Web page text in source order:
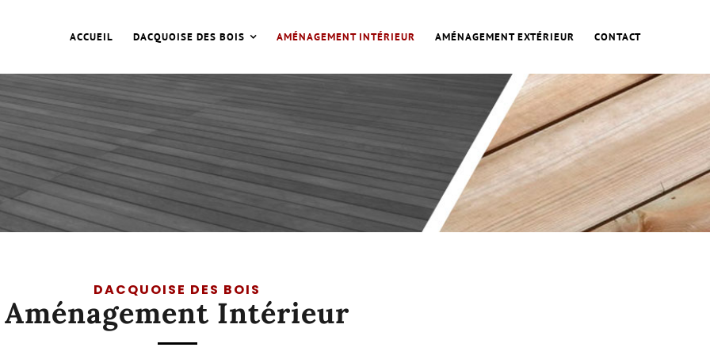
ACCUEIL DACQUOISE DES BOIS
DES BOIS
1972, UNE ÉQUIPE À
DE SES CLIENTS.
LA DACQUOISE DES BOIS EST
SITUÉ À DAX (LANDES 40).
Accès
PARTENAIRES
RETROUVEZ NOS PARTENAIRES,
FOURNISSEURS ET FABRICANTS…
Consulter
AMÉNAGEMENT INTÉRIEUR AMÉNAGEMENT EXTÉRIEUR CONTACT
DACQUOISE DES BOIS
Aménagement Intérieur